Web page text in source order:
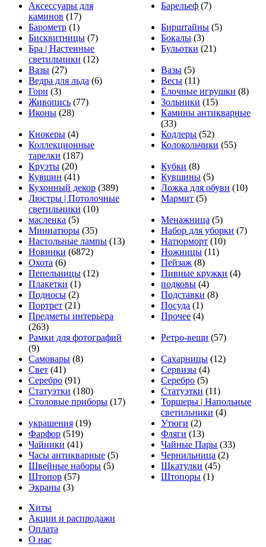
Аксессуары для
каминов (17)
Барельеф (7)
Барометр (1) Бирштайны (5)
Бисквитницы (7) Бокалы (3)
Бра | Настенные
светильники (12)
Бульотки (21)
Вазы (27) Вазы (5)
Ведра для льда (6) Весы (11)
Горн (3) Ёлочные игрушки (8)
Живопись (77) Зольники (15)
Иконы (28)
Камины антикварные
(33)
Кнокеры (4) Кодлеры (52)
Коллекционные
тарелки (187)
Колокольчики (55)
Круэты (20) Кубки (8)
Кувшин (41) Кувшины (5)
Кухонный декор (389) Ложка для обуви (10)
Люстры | Потолочные
светильники (10)
Мармит (5)
масленка (5) Менажница (5)
Миниатюры (35) Набор для уборки (7)
Настольные лампы (13) Натюрморт (10)
Новинки (6872) Ножницы (11)
Охота (6) Пейзаж (8)
Пепельницы (12) Пивные кружки (4)
Плакетки (1) подковы (4)
Подносы (2) Подставки (8)
Портрет (21) Посуда (1)
Предметы интерьера
(263)
Прочее (4)
Рамки для фотографий
(9)
Ретро-вещи (57)
Самовары (8) Сахарницы (12)
Свет (41) Сервизы (4)
Серебро (91) Серебро (5)
Статуэтки (180) Статуэтки (11)
Столовые приборы (17)
Торшеры | Напольные
светильники (4)
украшения (19) Утюги (2)
Фарфор (519) Фляги (13)
Чайники (41) Чайные Пары (33)
Часы антикварные (5) Чернильница (2)
Швейные наборы (5) Шкатулки (45)
Штопор (57) Штопоры (1)
Экраны (3)
Хиты
Акции и распродажи
Оплата
О нас